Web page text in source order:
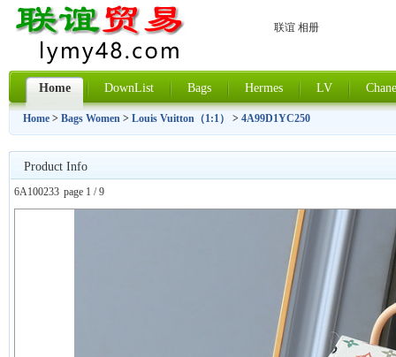
联谊 相册
Home DownList Bags Hermes LV
Home > Bags Women > Louis Vuitton（1:1） > 4A99D1YC250
Product Info
6A100233 page 1 / 9
上一张